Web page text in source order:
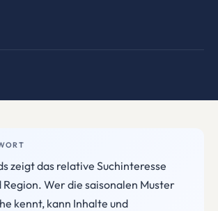
zeigt das relative Suchinteresse
Region. Wer die saisonalen Muster
kennt, kann Inhalte und